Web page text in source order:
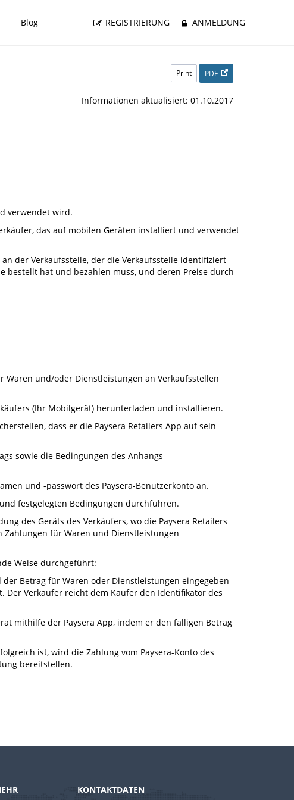
Blog REGISTRIERUNG ANMELDUNG
Print PDF
Informationen aktualisiert: 01.10.2017
verwendet wird.
das auf mobilen Geräten installiert und verwendet
der Verkaufsstelle, der die Verkaufsstelle identifiziert
bestellt hat und bezahlen muss, und deren Preise durch
Waren und/oder Dienstleistungen an Verkaufsstellen
(Ihr Mobilgerät) herunterladen und installieren.
dass er die Paysera Retailers App auf sein
sowie die Bedingungen des Anhangs
und -passwort des Paysera-Benutzerkonto an.
festgelegten Bedingungen durchführen.
des Geräts des Verkäufers, wo die Paysera Retailers
für Waren und Dienstleistungen
Weise durchgeführt:
Betrag für Waren oder Dienstleistungen eingegeben
Verkäufer reicht dem Käufer den Identifikator des
mithilfe der Paysera App, indem er den fälligen Betrag
ist, wird die Zahlung vom Paysera-Konto des
bereitstellen.
KONTAKTDATEN